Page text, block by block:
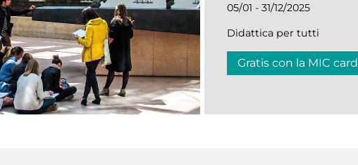
05/01 - 31/12/2025
Didattica per tutti
Gratis con la MIC card